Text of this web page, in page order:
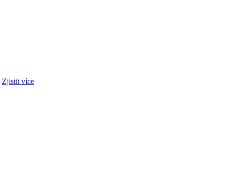
Zjistit více